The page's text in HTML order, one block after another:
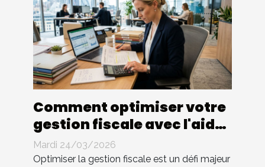
Comment optimiser votre
gestion fiscale avec l'aide
d'un expert ?
Mardi 24/03/2026
Optimiser la gestion fiscale est un défi majeur